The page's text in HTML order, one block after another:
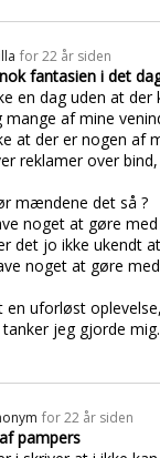
for 22 år siden
fantasien i det
en dag uden at
af mine
at der er nogen af
reklamer over
mændene det så ?
noget at gøre
det jo ikke ukendt
noget at gøre
en uforløst
jeg gjorde
for 22 år siden
pampers